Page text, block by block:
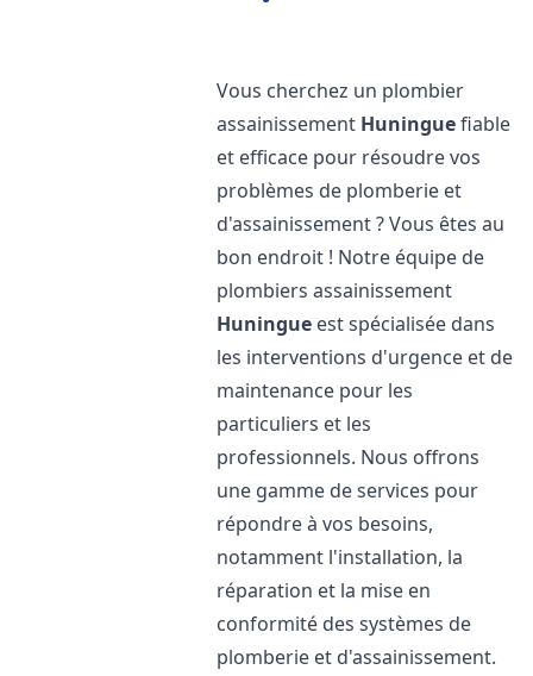
Vous cherchez un plombier
assainissement Huninguefiable
et efficace pour résoudre vos
problèmes de plomberie et
d'assainissement ? Vous êtes au
bon endroit ! Notre équipe de
plombiers assainissement
Huningue est spécialisée dans
les interventions d'urgence et de
maintenance pour les
particuliers et les
professionnels. Nous offrons
une gamme de services pour
répondre à vos besoins,
notamment l'installation, la
réparation et la mise en
conformité des systèmes de
plomberie et d'assainissement.